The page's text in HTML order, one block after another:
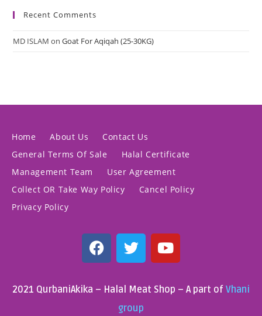
Recent Comments
MD ISLAM onGoat For Aqiqah (25-30KG)
Home About Us
Contact Us
General Terms Of Sale
Halal Certificate
Management Team
User Agreement
Collect OR Take Way Policy
Cancel Policy
Privacy Policy
2021 QurbaniAkika – Halal Meat Shop – A part of Vhani
group